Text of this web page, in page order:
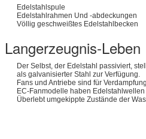
Edelstahlspule
Edelstahlrahmen Und -abdeckungen
Völlig geschweißtes Edelstahlbecken
Langerzeugnis-Leben
Der Selbst, der Edelstahl passiviert,
als galvanisierter Stahl zur Verfügung.
Fans und Antriebe sind für
EC-Fanmodelle haben
Überlebt umgekippte Zustände der